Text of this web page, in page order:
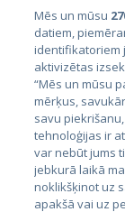
Страны
Эстония
Латвия
Литва
Mēs un mūsu
datiem,
identifikatoriem
aktivizētas
“Mēs un mūsu
mērķus,
savu
tehnoloģijas ir
var nebūt jums
jebkurā laikā
noklikšķinot uz
apakšā vai uz